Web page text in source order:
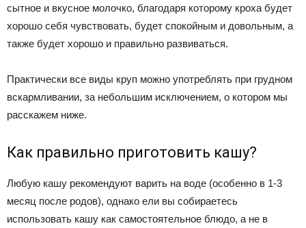
сытное и вкусное молочко, благодаря которому кроха будет
хорошо себя чувствовать, будет спокойным и довольным, а
также будет хорошо и правильно развиваться.
Практически все виды круп можно употреблять при грудном
вскармливании, за небольшим исключением, о котором мы
расскажем ниже.
Как правильно приготовить кашу?
Любую кашу рекомендуют варить на воде (особенно в 1-3
месяц после родов), однако ели вы собираетесь
использовать кашу как самостоятельное блюдо, а не в